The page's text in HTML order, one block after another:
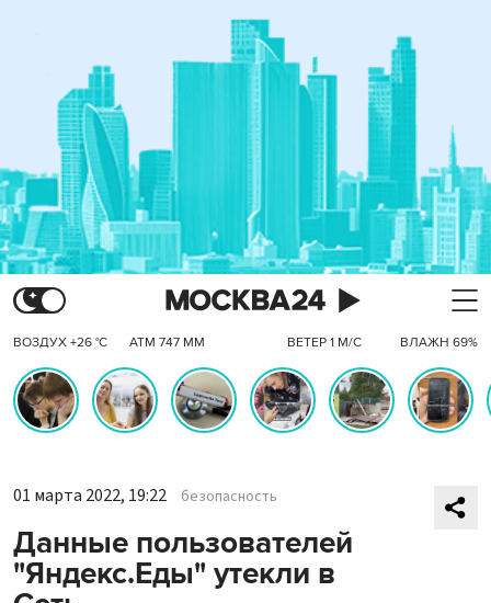
ВОЗДУХ +26 °C АТМ 747 ММ ВЕТЕР 1 М/С ВЛАЖН 69%
01 марта 2022, 19:22 безопасность
Данные пользователей
"Яндекс.Еды" утекли в